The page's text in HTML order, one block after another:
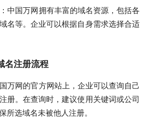
中国万网拥有丰富的域名资源，包括各
名等。企业可以根据自身需求选择合适
名注册流程
万网的官方网站上，企业可以查询自己
册。在查询时，建议使用关键词或公司
所选域名未被他人注册。